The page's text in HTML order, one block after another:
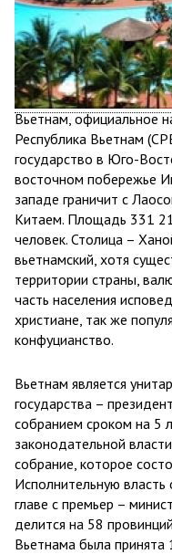
Вьетнам, официальное
Республика Вьетнам
государство в Юго-
восточном побережье
западе граничит с
Китаем. Площадь 331
человек. Столица –
вьетнамский, хотя
территории страны,
часть населения
христиане, так же
конфуцианство.
Вьетнам является
государства –
собранием сроком на 5
законодательной
собрание, которое
Исполнительную власть
главе с премьер –
делится на 58
Вьетнама была принята